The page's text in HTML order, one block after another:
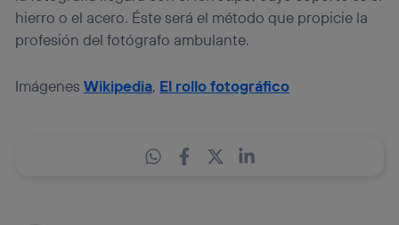
hierro o el acero. Éste será el método que propicie la
profesión del fotógrafo ambulante.
ImágenesWikipedia, El rollo fotográfico